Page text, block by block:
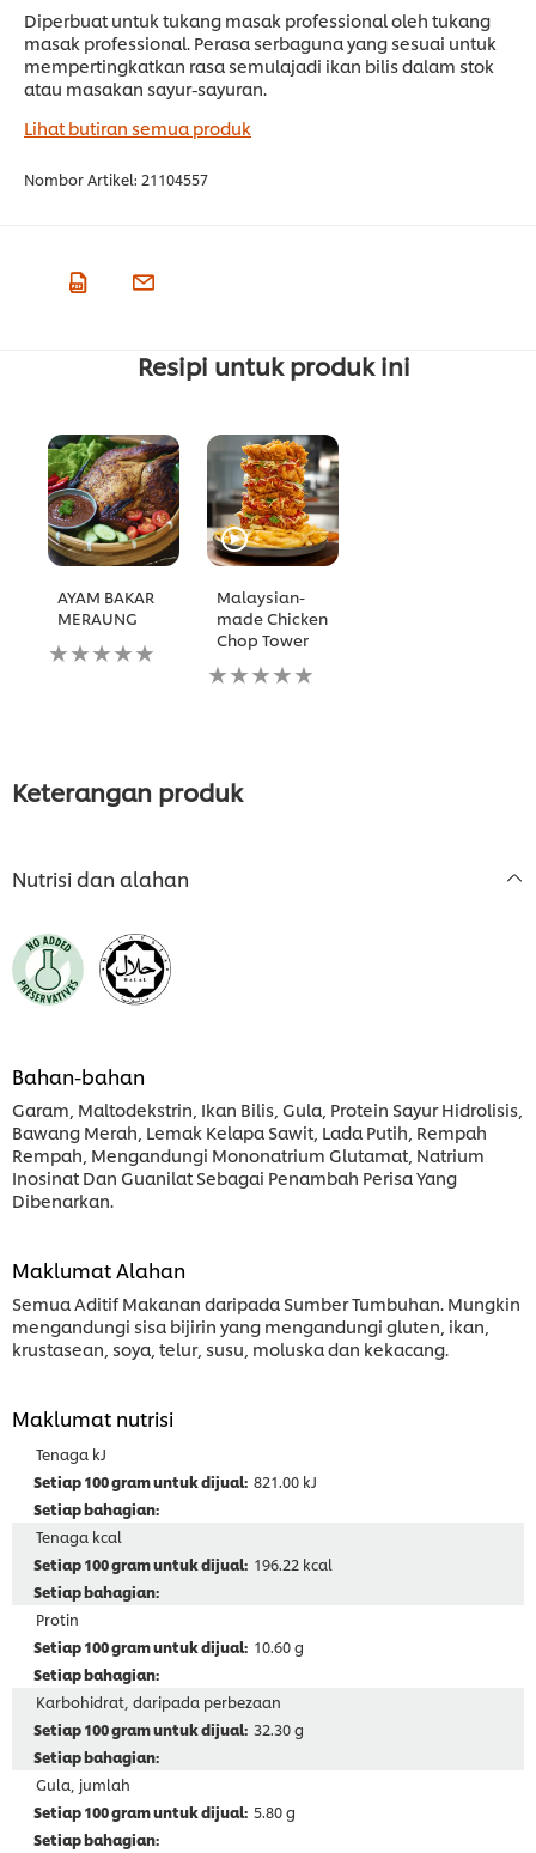
Diperbuat untuk tukang masak professional oleh tukang
masak professional. Perasa serbaguna yang sesuai untuk
mempertingkatkan rasa semulajadi ikan bilis dalam stok
atau masakan sayur-sayuran.
Lihat butiran semua produk
Nombor Artikel: 21104557
Resipi untuk produk ini
AYAM BAKAR
MERAUNG
No
ratings
Malaysian-
made Chicken
Chop Tower
No
ratings
Keterangan produk
Nutrisi dan alahan
Bahan-bahan
Garam, Maltodekstrin, Ikan Bilis, Gula, Protein Sayur Hidrolisis,
Bawang Merah, Lemak Kelapa Sawit, Lada Putih, Rempah
Rempah, Mengandungi Mononatrium Glutamat, Natrium
Inosinat Dan Guanilat Sebagai Penambah Perisa Yang
Dibenarkan.
Maklumat Alahan
Semua Aditif Makanan daripada Sumber Tumbuhan. Mungkin
mengandungi sisa bijirin yang mengandungi gluten, ikan,
krustasean, soya, telur, susu, moluska dan kekacang.
Maklumat nutrisi
Tenaga kJ
821.00 kJ
Tenaga kcal
196.22 kcal
Protin
10.60 g
Karbohidrat, daripada perbezaan
32.30 g
Gula, jumlah
5.80 g